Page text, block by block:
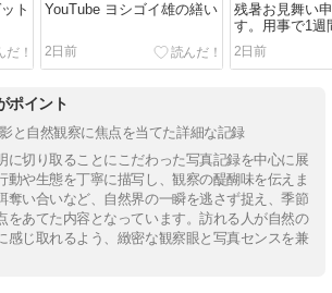
ト YouTube ヨシゴイ雄の繕い
2日前
残暑お見舞い
す。用事で1週
グを休止しま
2日前
ポイント
と自然観察に焦点を当てた詳細な記録
に切り取ることにこだわった写真記録を中心に展
動や生態を丁寧に描写し、観察の醍醐味を伝えま
奪い合いなど、自然界の一瞬を逃さず捉え、季節
をあてた内容となっています。訪れる人が自然の
感じ取れるよう、緻密な観察眼と写真センスを兼